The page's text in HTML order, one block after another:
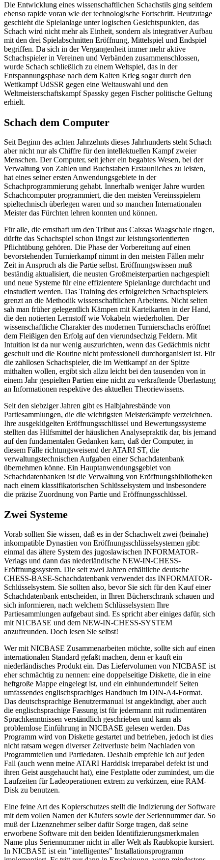
Die Entwicklung eines wissenschaftlichen Schachstils ging seitdem
ebenso rapide voran wie der technologische Fortschritt. Heutzutage
geschieht die Spielanlage unter logischen Gesichtspunkten, das
Schach wird nicht mehr als Einheit, sondern als integrativer Aufbau
mit den drei Spielabschnitten Eröffnung, Mittelspiel und Endspiel
begriffen. Da sich in der Vergangenheit immer mehr aktive
Schachspieler in Vereinen und Verbänden zusammenschlossen,
wurde Schach schließlich zu einem Weltspiel, das in der
Entspannungsphase nach dem Kalten Krieg sogar durch den
Wettkampf UdSSR gegen eine Weltauswahl und den
Weltmeisterschaftskampf Spassky gegen Fischer politische Geltung
erhielt.
Schach dem Computer
Seit Beginn des achten Jahrzehnts dieses Jahrhunderts steht Schach
aber nicht nur als Chiffre für den intellektuellen Kampf zweier
Menschen. Der Computer, seit jeher ein begabtes Wesen, bei der
Verwaltung von Zahlen und Buchstaben Erstaunliches zu leisten,
hat eines seiner ersten Anwendungsgebiete in der
Schachprogrammierung gehabt. Innerhalb weniger Jahre wurden
Schachcomputer programmiert, die den meisten Vereinsspielern
spieltechnisch überlegen waren und so manchen Internationalen
Meister das Fürchten lehren konnten und können.
Für alle, die ernsthaft um den Tribut aus Caissas Waagschale ringen,
dürfte das Schachspiel schon längst zur leistungsorientierten
Pflichtübung gehören. Die Phase der Vorbereitung auf einen
bevorstehenden Turnierkampf nimmt in den meisten Fällen mehr
Zeit in Anspruch als die Partie selbst. Eröffnungswissen muß
beständig aktualisiert, die neusten Großmeisterpartien nachgespielt
und neue Systeme für eine effizientere Spielanlage durchdacht und
einstudiert werden. Das Training des erfolgreichen Schachspielers
grenzt an die Methodik wissenschaftlichen Arbeitens. Nicht selten
sah man früher gelegentlich Kämpen mit Karteikarten in der Hand,
die den notierten Lernstoff wie Vokabeln wiederholten. Der
wissenschaftliche Charakter des modernen Turnierschachs eröffnet
dem Fleißigen den Erfolg auf den vierundsechzig Feldern. Mit
Intuition ist da nur wenig auszurichten, wenn das Gedächtnis nicht
geschult und die Routine nicht professionell durchorganisiert ist. Für
die zahllosen Schachspieler, die im Wettkampf an der Spitze
mithalten wollen, ergibt sich allzu leicht bei den tausenden von in
einem Jahr gespielten Partien eine nicht zu verkraftende Überlastung
an Informationen respektive des aktuellen Theoriewissens.
Seit den siebziger Jahren gibt es Halbjahresbände von
Partiesammlungen, die die wichtigsten Meisterkämpfe verzeichnen.
Ihre ausgeklügelten Eröffnungsschlüssel und Bewertungssysteme
stellten das Hilfsmittel der häuslichen Analysepraktik dar, bis jemand
auf den fundamentalen Gedanken kam, daß der Computer, in
diesem Fälle richtungsweisend der ATARI ST, die
verwaltungstechnischen Aufgaben einer Schachdatenbank
übernehmen könne. Ein Hauptanwendungsgebiet von
Schachdatenbanken ist die Verwaltung von Eröffnungsbibliotheken
nach einem klassifikatorischen Schlüsselsystem und insbesondere
die präzise Zuordnung von Partie und Eröffnungsschlüssel.
Zwei Systeme
Vorab sollten Sie wissen, daß es in der Schachwelt zwei (beinahe)
inkompatible Dynastien von Eröffnungsschlüsselsystemen gibt:
einmal das ältere System des jugoslawischen INFORMATOR-
Verlags und dann das niederländische NEW-IN-CHESS-
Eröffnungssystem. Die seit zwei Jahren erhältliche deutsche
CHESS-BASE-Schachdatenbank verwendet das INFORMATOR-
Schlüsselsystem. Sie sollten also, bevor Sie sich für den Kauf einer
Schachdatenbank entscheiden, in Ihren Bücherschrank schauen und
sich informieren, nach welchem Schlüsselsystem Ihre
Partiesammlungen aufgebaut sind. Es spricht aber einiges dafür, sich
mit N1CBASE und dem NEW-IN-CHESS-SYSTEM
anzufreunden. Doch lesen Sie selbst!
Wer mit NICBASE Zusammenarbeiten möchte, sollte sich auf einen
internationalen Standard gefaßt machen, denn er kauft ein
niederländisches Produkt ein. Das Liefervolumen von NICBASE ist
eher schmächtig zu nennen: eine doppelseitige Diskette, die in eine
heftgroße Mappe eingelegt ist, und ein einhundertundelf Seiten
umfassendes englischsprachiges Handbuch im DIN-A4-Format.
Das deutschsprachige Benutzermanual ist angekündigt, aber auch
die englischsprachige Fassung ist für jedermann mit rudimentären
Sprachkenntnissen verständlich geschrieben und kann als
problemlose Einführung in NICBASE gelesen werden. Das
Programm wird von Diskette gestartet und betrieben, jedoch ist dies
nicht ratsam wegen diverser Zeitverluste beim Nachladen von
Programmteilen und Partiedaten. Deshalb empfehle ich auf jeden
Fall (auch wenn meine ATARI Harddisk irreparabel defekt ist und
ihren Geist ausgehaucht hat), eine Festplatte oder zumindest, um die
Laufzeiten für Ladeoperationen extrem zu verkürzen, eine RAM-
Disk zu benutzen.
Eine feine Art des Kopierschutzes stellt die Indizierung der Software
mit dem vollen Namen der Käufers sowie der Seriennummer dar. So
muß der Lizenznehmer selber dafür Sorge tragen, daß seine
erworbene Software mit den beiden Identifizierungsmerkmalen
Name plus Seriennummer nicht in aller Welt als Raubkopie kursiert.
In NICBASE ist ein "intelligentes" Installationsprogramm